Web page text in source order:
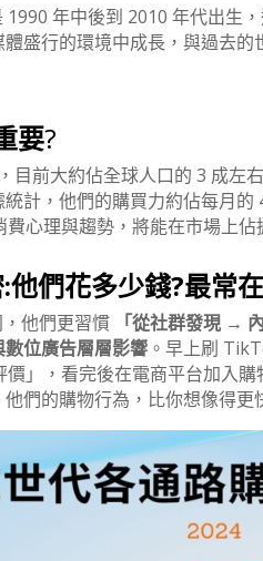
年中後到 2010 年代出生
盛行的環境中成長，與過去
要?
目前大約佔全球人口的 3 成左
計，他們的購買力約佔每月
心理與趨勢，將能在市場上佔
們花多少錢?最常
他們更習慣 「從社群發現 →
位廣告層層影響 。早上刷
」，看完後在電商平台加入
們的購物行為，比你想像得更